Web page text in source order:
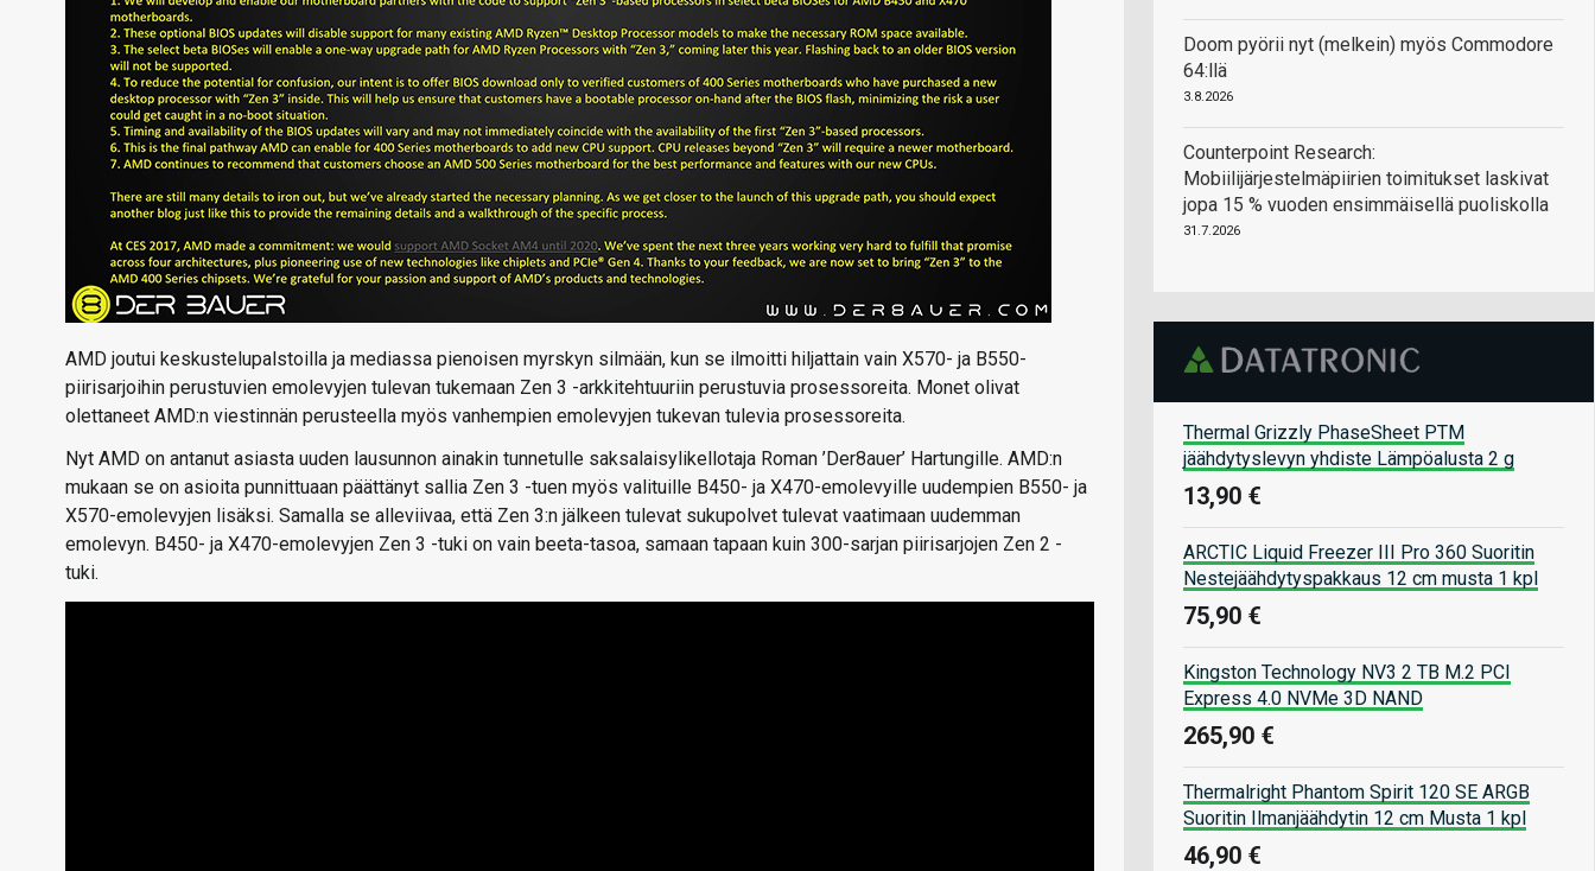
AMD joutui keskustelupalstoilla ja mediassa pienoisen myrskyn silmään, kun se ilmoitti hiljattain vain X570- ja B550-
piirisarjoihin perustuvien emolevyjen tulevan tukemaan Zen 3 -arkkitehtuuriin perustuvia prosessoreita. Monet olivat
olettaneet AMD:n viestinnän perusteella myös vanhempien emolevyjen tukevan tulevia prosessoreita.
Nyt AMD on antanut asiasta uuden lausunnon ainakin tunnetulle saksalaisylikellotaja Roman ’Der8auer’ Hartungille. AMD:n
mukaan se on asioita punnittuaan päättänyt sallia Zen 3 -tuen myös valituille B450- ja X470-emolevyille uudempien B550- ja
X570-emolevyjen lisäksi. Samalla se alleviivaa, että Zen 3:n jälkeen tulevat sukupolvet tulevat vaatimaan uudemman
emolevyn. B450- ja X470-emolevyjen Zen 3 -tuki on vain beeta-tasoa, samaan tapaan kuin 300-sarjan piirisarjojen Zen 2 -
tuki.
Doom pyörii nyt (melkein) myös Commodore
64:llä
3.8.2026
Counterpoint Research:
Mobiilijärjestelmäpiirien toimitukset laskivat
jopa 15 % vuoden ensimmäisellä puoliskolla
31.7.2026
Thermal Grizzly PhaseSheet PTM
jäähdytyslevyn yhdiste Lämpöalusta 2 g
13,90 €
ARCTIC Liquid Freezer III Pro 360 Suoritin
Nestejäähdytyspakkaus 12 cm musta 1 kpl
75,90 €
Kingston Technology NV3 2 TB M.2 PCI
Express 4.0 NVMe 3D NAND
265,90 €
Thermalright Phantom Spirit 120 SE ARGB
Suoritin Ilmanjäähdytin 12 cm Musta 1 kpl
46,90 €